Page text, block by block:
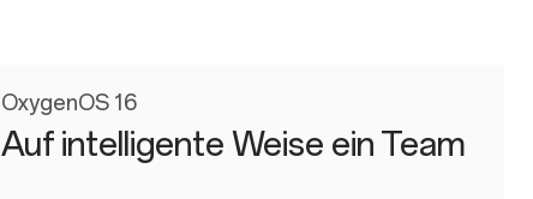
OxygenOS 16
Auf intelligente Weise ein Team